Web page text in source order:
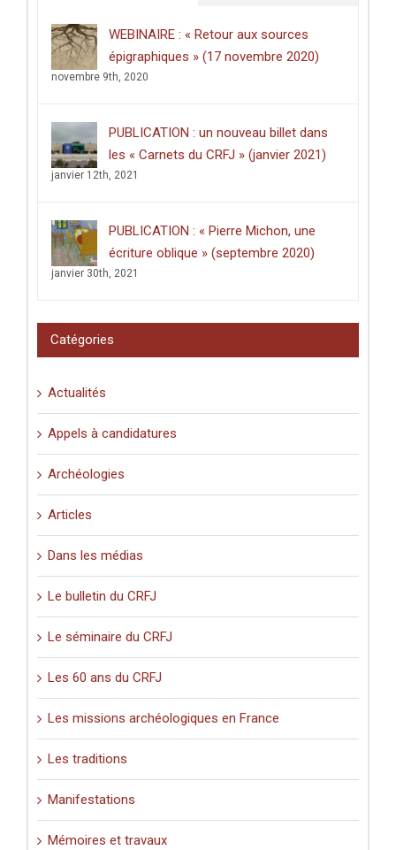
Metalworkers
and
the
Later
the
Sub-
Himalayan
Silk
(31
mars
2025)
2021)
WEBINAIRE : « Retour aux sources
épigraphiques » (17 novembre 2020)
novembre 9th, 2020
PUBLICATION : un nouveau billet dans
les « Carnets du CRFJ » (janvier 2021)
janvier 12th, 2021
PUBLICATION : « Pierre Michon, une
écriture oblique » (septembre 2020)
janvier 30th, 2021
Catégories
Actualités
Appels à candidatures
Archéologies
Articles
Dans les médias
Le bulletin du CRFJ
Le séminaire du CRFJ
Les 60 ans du CRFJ
Les missions archéologiques en France
Les traditions
Manifestations
Mémoires et travaux